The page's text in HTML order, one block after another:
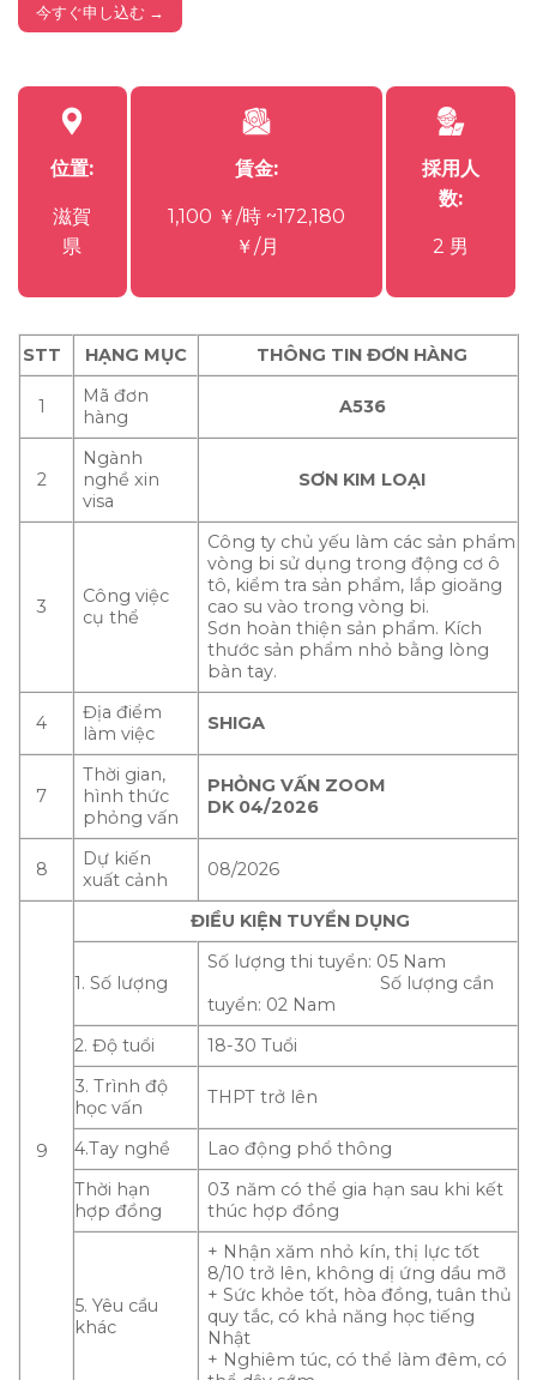
今すぐ申し込む →
位置:
滋賀
県
賃金:
1,100 ￥/時 ~172,180
￥/月
採用人
数:
2 男
STT HẠNG MỤC THÔNG TIN ĐƠN HÀNG
1
Mã đơn
hàng
A536
2
Ngành
nghề xin
visa
SƠN KIM LOẠI
3
Công việc
cụ thể
Công ty chủ yếu làm các sản phẩm
vòng bi sử dụng trong động cơ ô
tô, kiểm tra sản phẩm, lắp gioăng
cao su vào trong vòng bi.
Sơn hoàn thiện sản phẩm. Kích
thước sản phẩm nhỏ bằng lòng
bàn tay.
4
Địa điểm
làm việc
SHIGA
7
Thời gian,
hình thức
phỏng vấn
PHỎNG VẤN ZOOM
DK 04/2026
8
Dự kiến
xuất cảnh
08/2026
9
ĐIỀU KIỆN TUYỂN DỤNG
1. Số lượng
Số lượng thi tuyển: 05 Nam
Số lượng cần
tuyển: 02 Nam
2. Độ tuổi
18-30 Tuổi
3. Trình độ
học vấn
THPT trở lên
4.Tay nghề
Lao động phổ thông
Thời hạn
hợp đồng
03 năm có thể gia hạn sau khi kết
thúc hợp đồng
5. Yêu cầu
khác
+ Nhận xăm nhỏ kín, thị lực tốt
8/10 trở lên, không dị ứng dầu mỡ
+ Sức khỏe tốt, hòa đồng, tuân thủ
quy tắc, có khả năng học tiếng
Nhật
+ Nghiêm túc, có thể làm đêm, có